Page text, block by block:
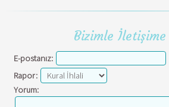
Bizimle İletişime
E-postanız:
Rapor:
Yorum: